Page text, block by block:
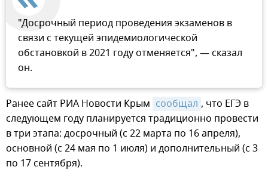
"Досрочный период проведения экзаменов в
связи с текущей эпидемиологической
обстановкой в 2021 году отменяется", — сказал
он.
Ранее сайт РИА Новости Крым сообщал , что ЕГЭ в
следующем году планируется традиционно провести
в три этапа: досрочный (с 22 марта по 16 апреля),
основной (с 24 мая по 1 июля) и дополнительный (с 3
по 17 сентября).